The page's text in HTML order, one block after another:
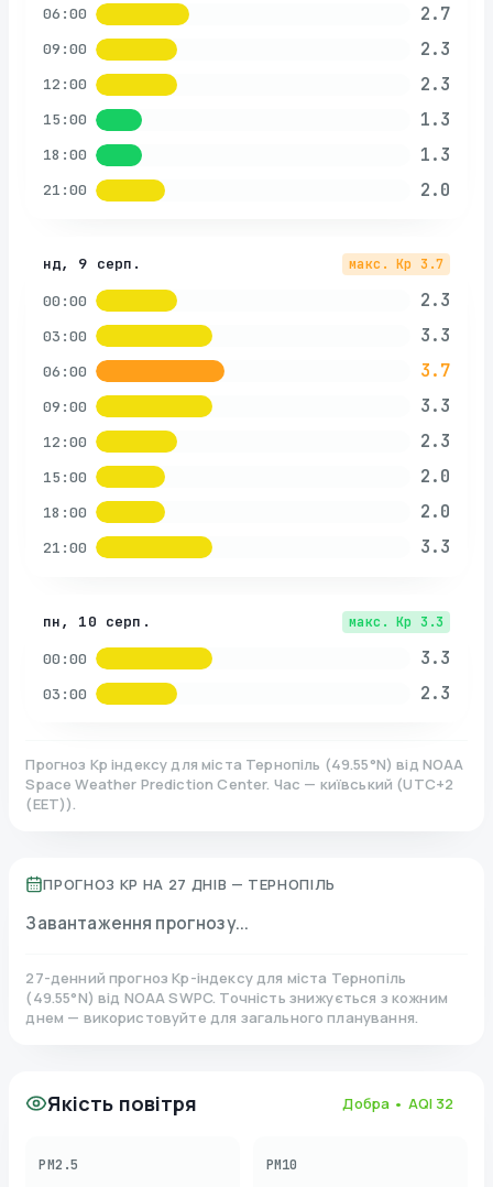
06:00 2.7
09:00 2.3
12:00 2.3
15:00 1.3
18:00 1.3
21:00 2.0
нд, 9 серп. макс. Kp 3.7
00:00 2.3
03:00 3.3
06:00 3.7
09:00 3.3
12:00 2.3
15:00 2.0
18:00 2.0
21:00 3.3
пн, 10 серп. макс. Kp 3.3
00:00 3.3
03:00 2.3
Прогноз Kp індексу для міста Тернопіль (49.55°N)від NOAA
Space Weather Prediction Center. Час — київський (UTC+2
(EET)).
ПРОГНОЗ KP НА 27 ДНІВ — ТЕРНОПІЛЬ
Завантаження прогнозу...
27-денний прогноз Kp-індексу для міста Тернопіль
(49.55°N)від NOAA SWPC. Точність знижується з кожним
днем — використовуйте для загального планування.
Якість повітря Добра • AQI 32
PM2.5 PM10